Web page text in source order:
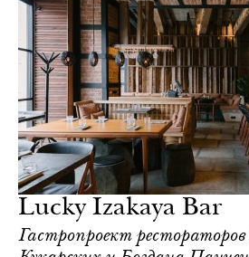
Lucky Izakaya Bar
Гастропроект